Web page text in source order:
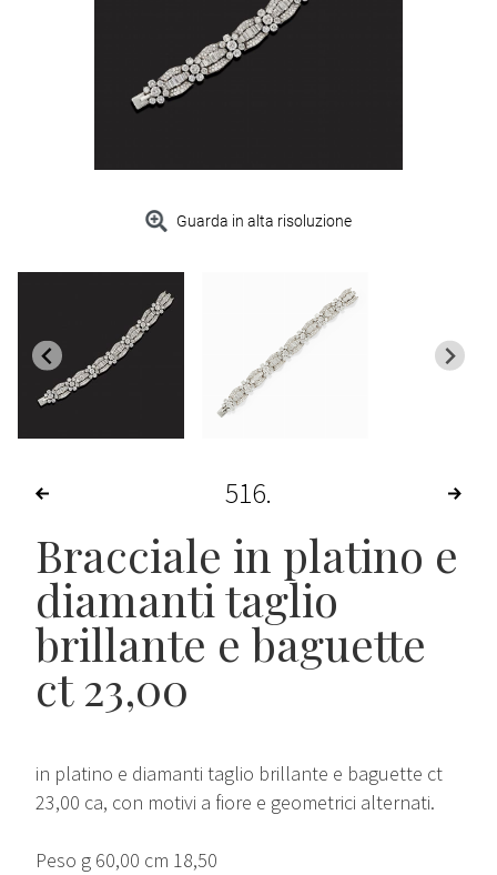
Guarda in alta risoluzione
516
Bracciale in platino e
diamanti taglio
brillante e baguette
ct 23,00
in platino e diamanti taglio brillante e baguette ct
23,00 ca, con motivi a fiore e geometrici alternati.
Peso g 60,00 cm 18,50